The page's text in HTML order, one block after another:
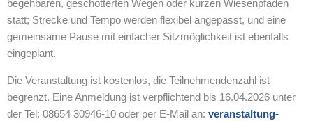
begehbaren, geschotterten Wegen oder kurzen Wiesenpfaden
statt; Strecke und Tempo werden flexibel angepasst, und eine
gemeinsame Pause mit einfacher Sitzmöglichkeit ist ebenfalls
eingeplant.
Die Veranstaltung ist kostenlos, die Teilnehmendenzahl ist
begrenzt. Eine Anmeldung ist verpflichtend bis 16.04.2026 unter
der Tel: 08654 30946-10 oder per E-Mail an: veranstaltung-